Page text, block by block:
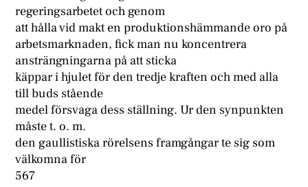
regeringsarbetet och genom
att hålla vid makt en produktionshämmande oro på
arbetsmarknaden, fick man nu koncentrera
ansträngningarna på att sticka
käppar i hjulet för den tredje kraften och med alla
till buds stående
medel försvaga dess ställning. Ur den synpunkten
måste t. o. m.
den gaullistiska rörelsens framgångar te sig som
välkomna för
567